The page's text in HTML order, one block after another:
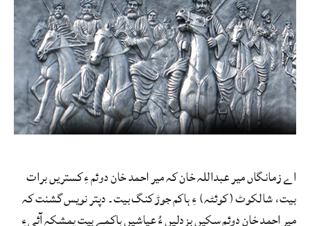
اے زمانگاں میر عبداللہ خان کہ میر احمد خان دوئم ءِ کستریں برات
بیت، شالکوٹ (کوئٹہ) ءِ ہاکم جوڑ کنگ بیت۔ دپتر نویس گشنت کہ
میر احمد خان دوئم سکیں بزدلیں ءُ عیاشیں ہاکمے بیت پمشکہ آئی ءِ